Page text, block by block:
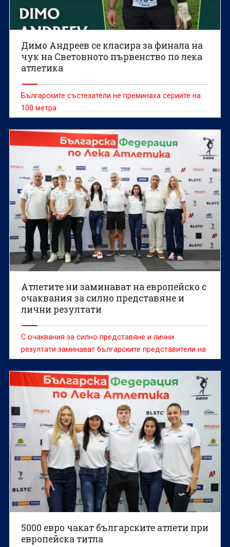
Димо Андреев се класира за финала на
чук на Световното първенство по лека
атлетика
Българските състезатели не преминаха сериите на
100 метра
Атлетите ни заминават на европейско с
очаквания за силно представяне и
лични резултати
С очаквания за силно представяне и лични
резултати заминават българските представители на
европейското първенство по лека атлетика, което
ще се проведе в Бирмингам от 10 до 16 август.
5000 евро чакат българските атлети при
европейска титла